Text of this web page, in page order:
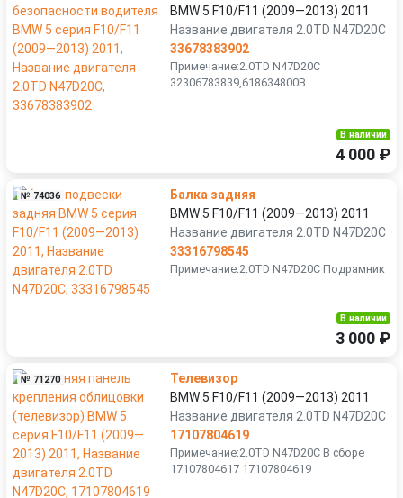
BMW 5 F10/F11 (2009—2013) 2011
Название двигателя 2.0TD N47D20C
33678383902
Примечание:2.0TD N47D20C
32306783839,618634800В
В наличии
4 000 ₽
№ 74036
Балка задняя
BMW 5 F10/F11 (2009—2013) 2011
Название двигателя 2.0TD N47D20C
33316798545
Примечание:2.0TD N47D20C Подрамник
В наличии
3 000 ₽
№ 71270
Телевизор
BMW 5 F10/F11 (2009—2013) 2011
Название двигателя 2.0TD N47D20C
17107804619
Примечание:2.0TD N47D20C В сборе
17107804617 17107804619